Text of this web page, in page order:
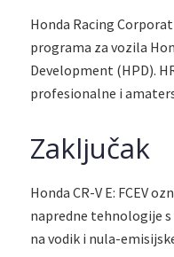
Honda Racing
programa za vozila
Development (HPD).
profesionalne i
Zaključak
Honda CR-V E: FCEV
napredne tehnologije
na vodik i nula-